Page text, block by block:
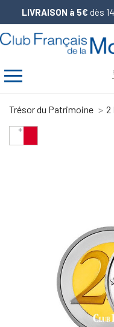
LIVRAISON à 5€ dès
Trésor du Patrimoine 2